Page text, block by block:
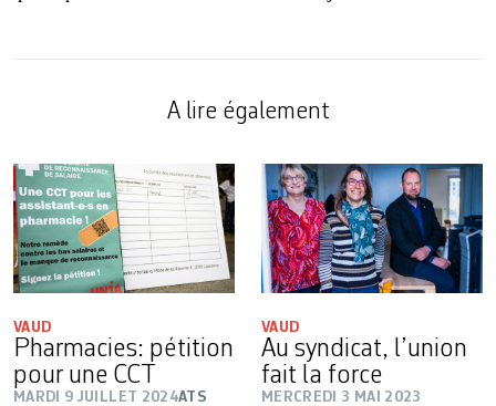
A lire également
VAUD
Pharmacies: pétition
pour une CCT
MARDI 9 JUILLET 2024ATS
VAUD
Au syndicat, l’union
fait la force
MERCREDI 3 MAI 2023